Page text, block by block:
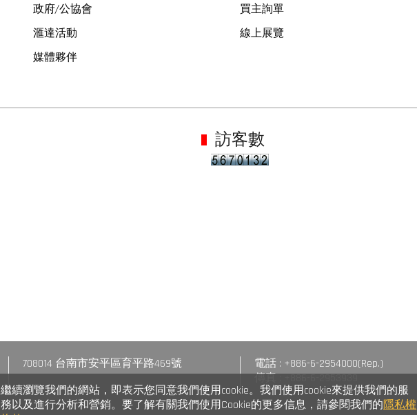
繼續瀏覽我們的網站，即表示您同意我們使用cookie。我們使用cookie來提供我們的服
務以及進行分析和營銷。要了解有關我們使用Cookie的更多信息，請參閱我們的隱私權
政府/公協會
滙達活動
媒體夥伴
買主詢單
線上展覽
訪客數
708014 台南市安平區育平路469號
電話 : +886-6-2954000(Rep.)
傳真 : +886-6-2953939